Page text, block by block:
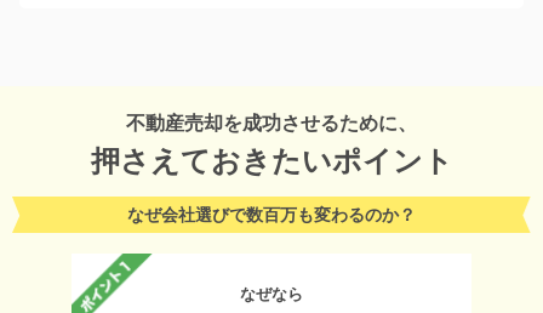
不動産売却を成功させるために、
押さえておきたいポイント
なぜ会社選びで数百万も変わるのか？
なぜなら